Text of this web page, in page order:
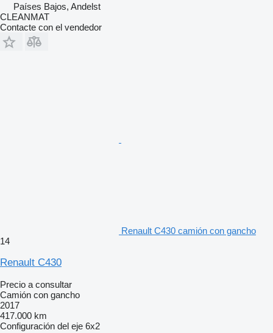
Países Bajos, Andelst
CLEANMAT
Contacte con el vendedor
Renault C430 camión con gancho
14
Renault C430
Precio a consultar
Camión con gancho
2017
417.000 km
Configuración del eje 6x2